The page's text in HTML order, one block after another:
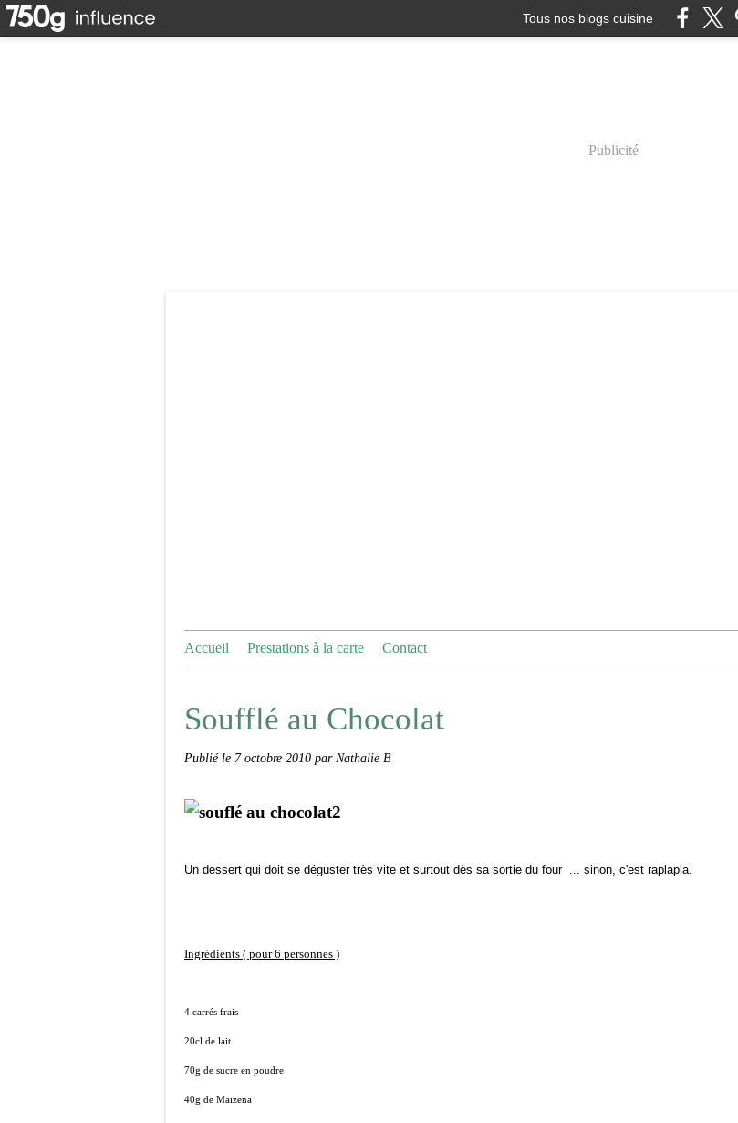
Tous nos blogs cuisine
Publicité
Accueil Prestations à la carte Contact
Soufflé au Chocolat
Publié le 7 octobre 2010 par Nathalie B
Un dessert qui doit se déguster très vite et surtout dès sa sortie du four ... sinon, c'est raplapla.
Ingrédients ( pour 6 personnes )
4 carrés frais
20cl de lait
70g de sucre en poudre
40g de Maïzena